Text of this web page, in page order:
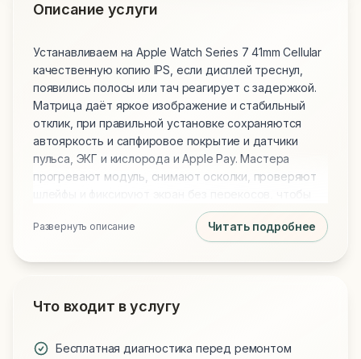
Описание услуги
Устанавливаем на Apple Watch Series 7 41mm Cellular
качественную копию IPS, если дисплей треснул,
появились полосы или тач реагирует с задержкой.
Матрица даёт яркое изображение и стабильный
отклик, при правильной установке сохраняются
автояркость и сапфировое покрытие и датчики
пульса, ЭКГ и кислорода и Apple Pay. Мастера
прогревают модуль, снимают осколки, проверяют
снизить риск повторных поломок. Такой вариант
ремонта помогает быстро восстановить внешний
Развернуть описание Читать подробнее
Что входит в услугу
Бесплатная диагностика перед ремонтом